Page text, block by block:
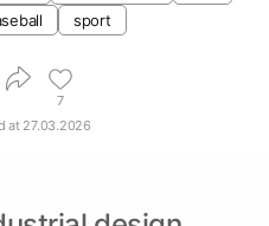
sport
7
at 27.03.2026